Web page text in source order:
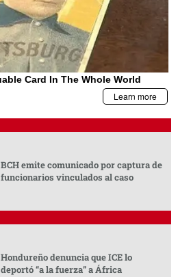
BCH emite comunicado por captura de
funcionarios vinculados al caso
Hondureño denuncia que ICE lo
deportó “a la fuerza” a África